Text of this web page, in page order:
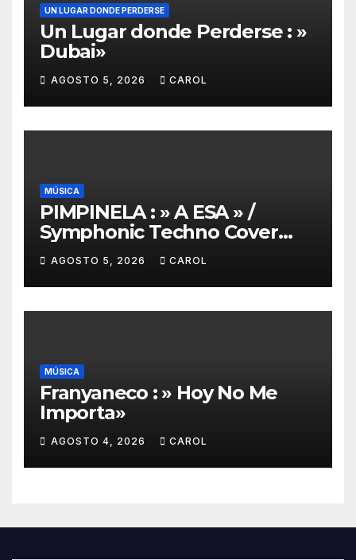
UN LUGAR DONDE PERDERSE
Un Lugar donde Perderse : »
Dubai»
AGOSTO 5, 2026 CAROL
MÚSICA
PIMPINELA : » A ESA » /
Symphonic Techno Cover
2026 /Cover Remixer – A Esa
version electro
AGOSTO 5, 2026 CAROL
MÚSICA
Franyaneco : » Hoy No Me
Importa»
AGOSTO 4, 2026 CAROL